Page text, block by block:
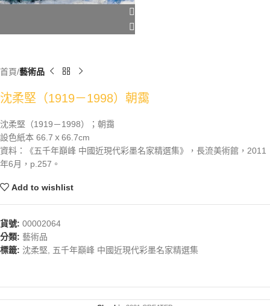
首頁 藝術品
沈柔堅（1919－1998）朝靄
沈柔堅（1919－1998）；朝靄
設色紙本 66.7ｘ66.7cm
資料：《五千年巔峰 中國近現代彩墨名家精選集》，長流美術館，2011
年6月，p.257。
Add to wishlist
貨號: 00002064
分類: 藝術品
標籤: 沈柔堅 五千年巔峰 中國近現代彩墨名家精選集